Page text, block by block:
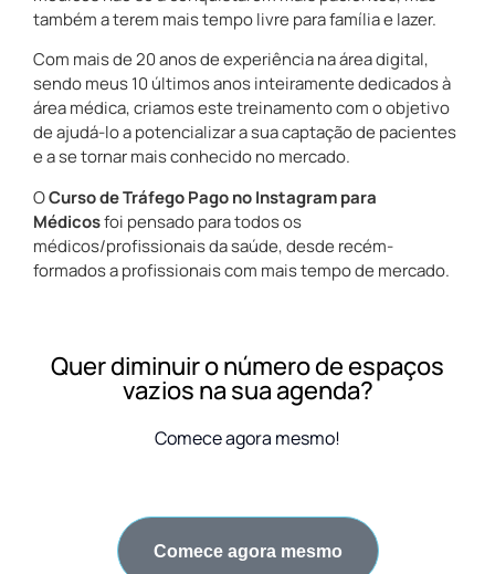
também a terem mais tempo livre para família e lazer.
Com mais de 20 anos de experiência na área digital,
sendo meus 10 últimos anos inteiramente dedicados à
área médica, criamos este treinamento com o objetivo
de ajudá-lo a potencializar a sua captação de pacientes
e a se tornar mais conhecido no mercado.
OCurso de Tráfego Pago no Instagram para
Médicosfoi pensado para todos os
médicos/profissionais da saúde, desde recém-
formados a profissionais com mais tempo de mercado.
Quer diminuir o número de espaços
vazios na sua agenda?
Comece agora mesmo!
Comece agora mesmo